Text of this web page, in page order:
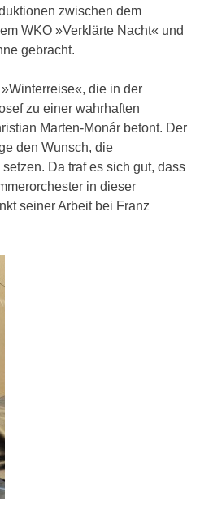
zwischen dem
WKO »Verklärte Nacht« und
gebracht.
die in der
zu einer wahrhaften
Marten-Monár betont. Der
den Wunsch, die
Da traf es sich gut, dass
in dieser
seiner Arbeit bei Franz